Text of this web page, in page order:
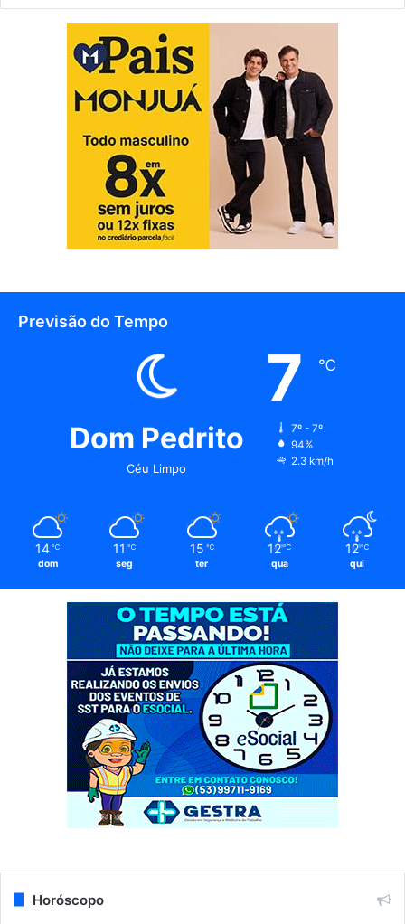
Previsão do Tempo
Dom Pedrito
Céu Limpo
7 ℃
7º - 7º
94%
2.3 km/h
14 ℃
dom
11 ℃
seg
15 ℃
ter
12 ℃
qua
12 ℃
qui
Horóscopo